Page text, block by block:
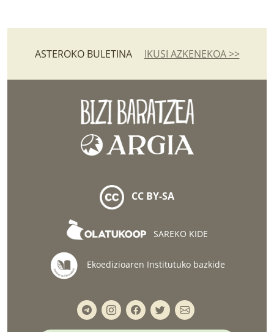
ASTEROKO BULETINA IKUSI AZKENEKOA >>
CC BY-SA
SAREKO KIDE
Ekoedizioaren Institutuko bazkide